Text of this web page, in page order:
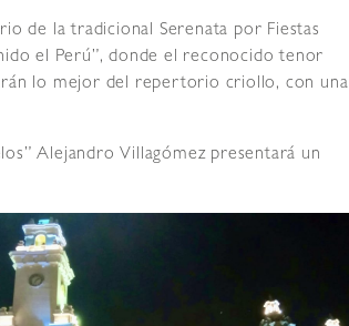
de la tradicional Serenata por Fiestas
el Perú”, donde el reconocido tenor
lo mejor del repertorio criollo, con una
Alejandro Villagómez presentará un